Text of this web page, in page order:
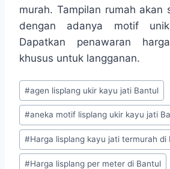
murah. Tampilan rumah akan
dengan adanya motif
Dapatkan penawaran
khusus untuk langganan.
#agen lisplang ukir kayu jati Bantul
#aneka motif lisplang ukir kayu jati
#Harga lisplang kayu jati termurah di
#Harga lisplang per meter di Bantul